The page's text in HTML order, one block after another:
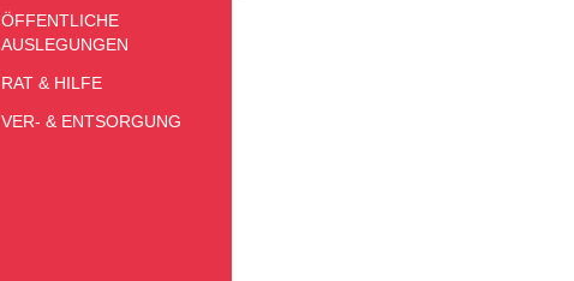
ÖFFENTLICHE
AUSLEGUNGEN
RAT & HILFE
VER- & ENTSORGUNG